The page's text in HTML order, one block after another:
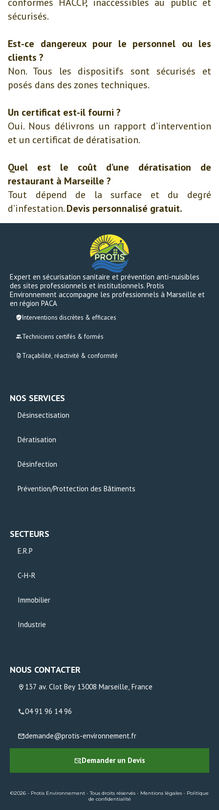
sécurisés.
Est-ce dangereux pour le personnel ou les
clients ?
Non. Tous les dispositifs sont sécurisés et
posés dans des zones techniques.
Un certificat est-il fourni ?
Oui. Nous délivrons un rapport d’intervention
et un certificat de dératisation.
Quel est le coût d’une dératisation de
restaurant à Marseille ?
Tout dépend de la surface et du degré
d’infestation.Devis personnalisé gratuit.
Expert en sécurisation sanitaire et prévention anti-nuisibles
des sites professionnels et institutionnels. Protis
Environnement accompagne les professionnels à Marseille et
en région PACA
Interventions discrètes & efficaces
Techniciens certifés & formés
Traçabilité, réactivité & conformité
NOS SERVICES
Désinsectisation
Dératisation
Désinfection
Prévention/Prottection des Bâtiments
SECTEURS
E.R.P
C-H-R
Immobilier
Industrie
NOUS CONTACTER
137 av. Clot Bey 13008 Marseille, France
04 91 96 14 96
demande@protis-environnement.fr
Demander un Devis
©2026 - Protis Environnement - Tous droits réservés - Mentions légales - Politique
de confidentialité